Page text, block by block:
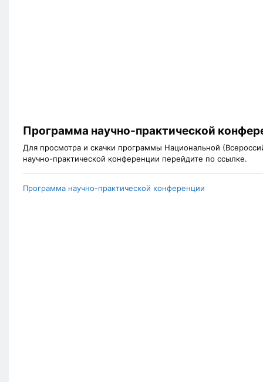
Программа научно-практической
Для просмотра и скачки программы Национальной
научно-практической конференции перейдите по ссылке.
Программа научно-практической конференции